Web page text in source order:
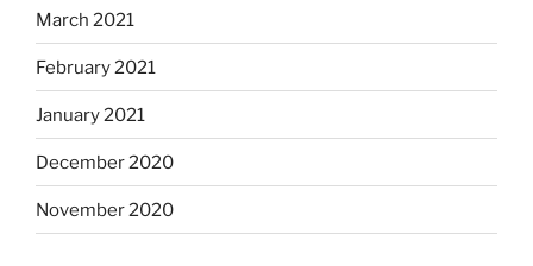
March 2021
February 2021
January 2021
December 2020
November 2020